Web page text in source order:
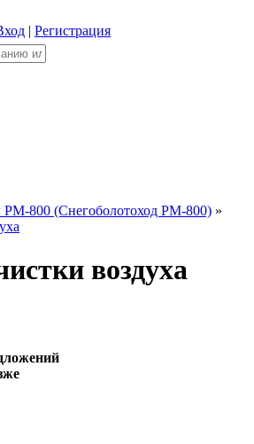
| Регистрация
РМ-800 (Снегоболотоход РМ-800) »
воздуха